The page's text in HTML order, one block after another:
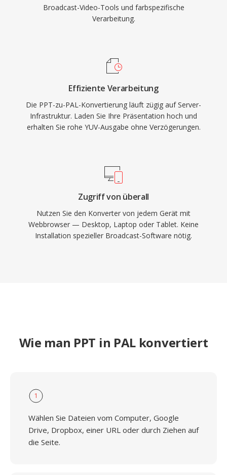
Broadcast-Video-Tools und farbspezifische
Verarbeitung.
Effiziente Verarbeitung
Die PPT-zu-PAL-Konvertierung läuft zügig auf Server-
Infrastruktur. Laden Sie Ihre Präsentation hoch und
erhalten Sie rohe YUV-Ausgabe ohne Verzögerungen.
Zugriff von überall
Nutzen Sie den Konverter von jedem Gerät mit
Webbrowser — Desktop, Laptop oder Tablet. Keine
Installation spezieller Broadcast-Software nötig.
Wie man PPT in PAL konvertiert
1
Wählen Sie Dateien vom Computer, Google
Drive, Dropbox, einer URL oder durch Ziehen auf
die Seite.